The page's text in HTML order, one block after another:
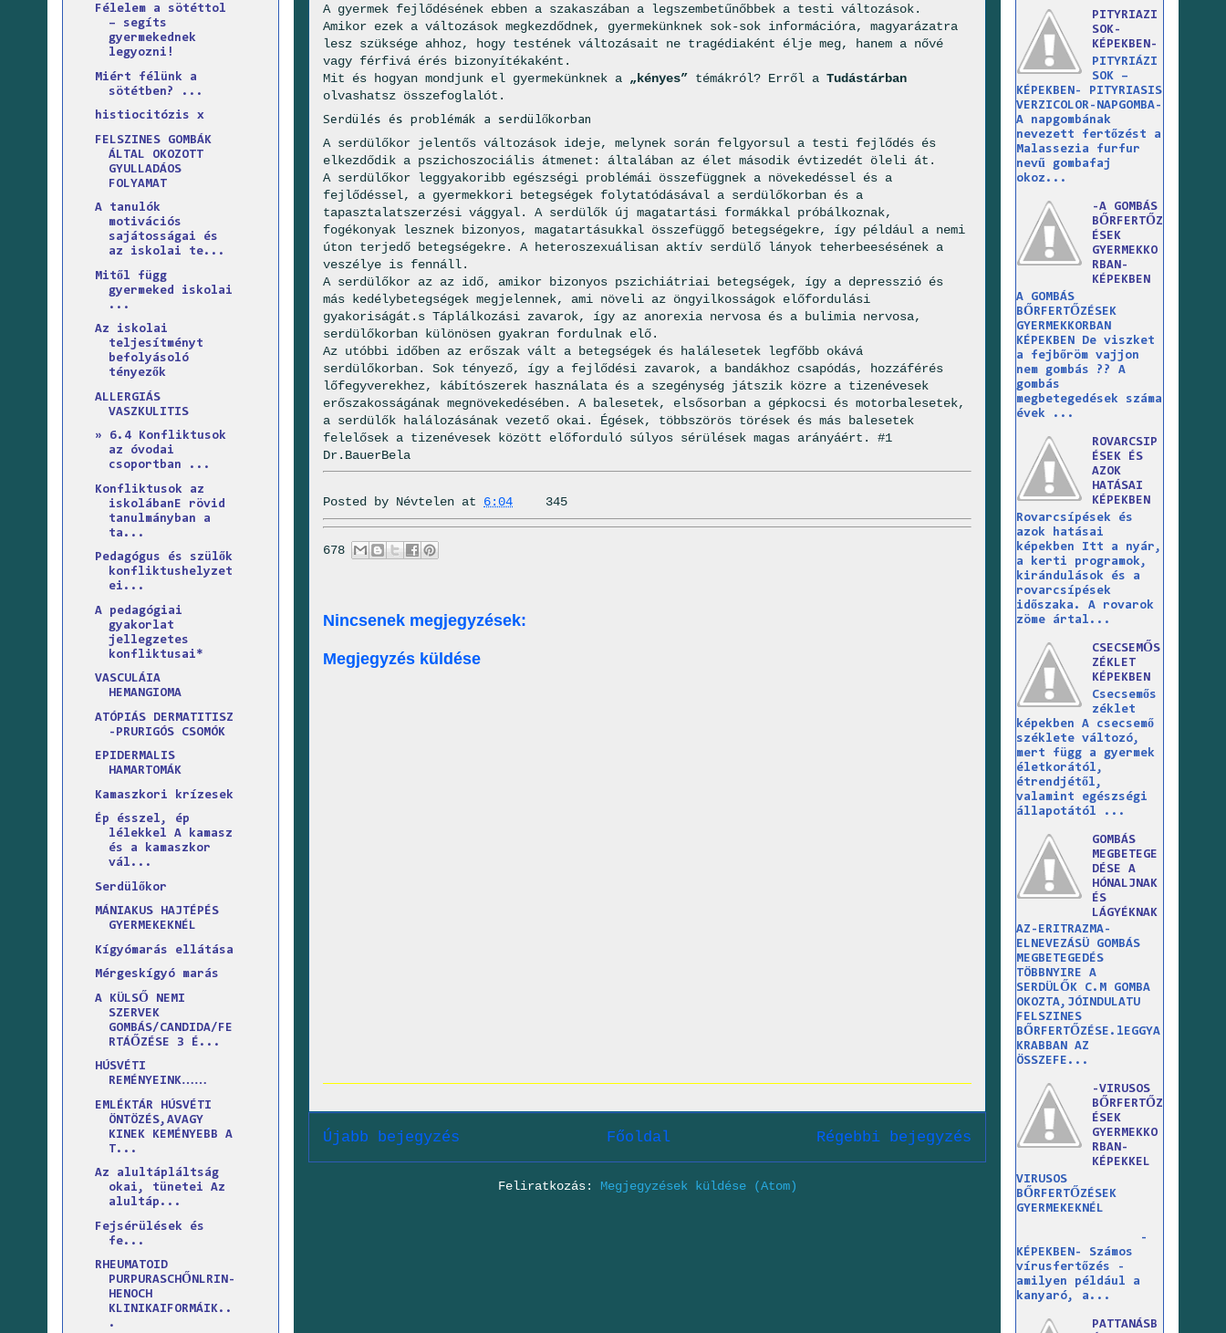
A gyermek fejlődésének ebben a szakaszában a legszembetűnőbbek a testi változások.
Amikor ezek a változások megkezdődnek, gyermekünknek sok-sok információra, magyarázatra
lesz szüksége ahhoz, hogy testének változásait ne tragédiaként élje meg, hanem a nővé
vagy férfivá érés bizonyítékaként.
Mit és hogyan mondjunk el gyermekünknek a „kényes” témákról? Erről a Tudástárban
olvashatsz összefoglalót.
Serdülés és problémák a serdülőkorban
A serdülőkor jelentős változások ideje, melynek során felgyorsul a testi fejlődés és
elkezdődik a pszichoszociális átmenet: általában az élet második évtizedét öleli át.
A serdülőkor leggyakoribb egészségi problémái összefüggnek a növekedéssel és a
fejlődéssel, a gyermekkori betegségek folytatódásával a serdülőkorban és a
tapasztalatszerzési vággyal. A serdülők új magatartási formákkal próbálkoznak,
fogékonyak lesznek bizonyos, magatartásukkal összefüggő betegségekre, így például a nemi
úton terjedő betegségekre. A heteroszexuálisan aktív serdülő lányok teherbeesésének a
veszélye is fennáll.
A serdülőkor az az idő, amikor bizonyos pszichiátriai betegségek, így a depresszió és
más kedélybetegségek megjelennek, ami növeli az öngyilkosságok előfordulási
gyakoriságát.s Táplálkozási zavarok, így az anorexia nervosa és a bulimia nervosa,
serdülőkorban különösen gyakran fordulnak elő.
Az utóbbi időben az erőszak vált a betegségek és halálesetek legfőbb okává
serdülőkorban. Sok tényező, így a fejlődési zavarok, a bandákhoz csapódás, hozzáférés
lőfegyverekhez, kábítószerek használata és a szegénység játszik közre a tizenévesek
erőszakosságának megnövekedésében. A balesetek, elsősorban a gépkocsi és motorbalesetek,
a serdülők halálozásának vezető okai. Égések, többszörös törések és más balesetek
felelősek a tizenévesek között előforduló súlyos sérülések magas arányáért. #1
Dr.BauerBela
Posted by Névtelen at 6:04 345
678
Nincsenek megjegyzések:
Megjegyzés küldése
Újabb bejegyzés Régebbi bejegyzés
Főoldal
Feliratkozás: Megjegyzések küldése (Atom)
Félelem a sötéttol
– segíts
gyermekednek
legyozni!
Miért félünk a
sötétben? ...
histiocitózis x
FELSZINES GOMBÁK
ÁLTAL OKOZOTT
GYULLADÁOS
FOLYAMAT
A tanulók
motivációs
sajátosságai és
az iskolai te...
Mitől függ
gyermeked iskolai
...
Az iskolai
teljesítményt
befolyásoló
tényezők
ALLERGIÁS
VASZKULITIS
» 6.4 Konfliktusok
az óvodai
csoportban ...
Konfliktusok az
iskolábanE rövid
tanulmányban a
ta...
Pedagógus és szülők
konfliktushelyzet
ei...
A pedagógiai
gyakorlat
jellegzetes
konfliktusai*
VASCULÁIA
HEMANGIOMA
ATÓPIÁS DERMATITISZ
-PRURIGÓS CSOMÓK
EPIDERMALIS
HAMARTOMÁK
Kamaszkori krízesek
Ép ésszel, ép
lélekkel A kamasz
és a kamaszkor
vál...
Serdülőkor
MÁNIAKUS HAJTÉPÉS
GYERMEKEKNÉL
Kígyómarás ellátása
Mérgeskígyó marás
A KÜLSŐ NEMI
SZERVEK
GOMBÁS/CANDIDA/FE
RTÁŐZÉSE 3 É...
HÚSVÉTI
REMÉNYEINK……
EMLÉKTÁR HÚSVÉTI
ÖNTÖZÉS,AVAGY
KINEK KEMÉNYEBB A
T...
Az alultápláltság
okai, tünetei Az
alultáp...
Fejsérülések és
fe...
RHEUMATOID
PURPURASCHŐNLRIN-
HENOCH
KLINIKAIFORMÁIK..
.
PITYRIAZI
SOK-
KÉPEKBEN-
PITYRIÁZI
SOK –
KÉPEKBEN- PITYRIASIS
VERZICOLOR-NAPGOMBA-
A napgombának
nevezett fertőzést a
Malassezia furfur
nevű gombafaj
okoz...
-A GOMBÁS
BŐRFERTŐZ
ÉSEK
GYERMEKKO
RBAN-
KÉPEKBEN
A GOMBÁS
BŐRFERTŐZÉSEK
GYERMEKKORBAN
KÉPEKBEN De viszket
a fejbőröm vajjon
nem gombás ?? A
gombás
megbetegedések száma
évek ...
ROVARCSIP
ÉSEK ÉS
AZOK
HATÁSAI
KÉPEKBEN
Rovarcsípések és
azok hatásai
képekben Itt a nyár,
a kerti programok,
kirándulások és a
rovarcsípések
időszaka. A rovarok
zöme ártal...
CSECSEMŐS
ZÉKLET
KÉPEKBEN
Csecsemős
zéklet
képekben A csecsemő
széklete változó,
mert függ a gyermek
életkorától,
étrendjétől,
valamint egészségi
állapotától ...
GOMBÁS
MEGBETEGE
DÉSE A
HÓNALJNAK
ÉS
LÁGYÉKNAK
AZ-ERITRAZMA-
ELNEVEZÁSÜ GOMBÁS
MEGBETEGEDÉS
TÖBBNYIRE A
SERDÜLŐK C.M GOMBA
OKOZTA,JÓINDULATU
FELSZINES
BŐRFERTŐZÉSE.lEGGYA
KRABBAN AZ
ÖSSZEFE...
-VIRUSOS
BŐRFERTŐZ
ÉSEK
GYERMEKKO
RBAN-
KÉPEKKEL
VIRUSOS
BŐRFERTŐZÉSEK
GYERMEKEKNÉL
-
KÉPEKBEN- Számos
vírusfertőzés -
amilyen például a
kanyaró, a...
PATTANÁSB